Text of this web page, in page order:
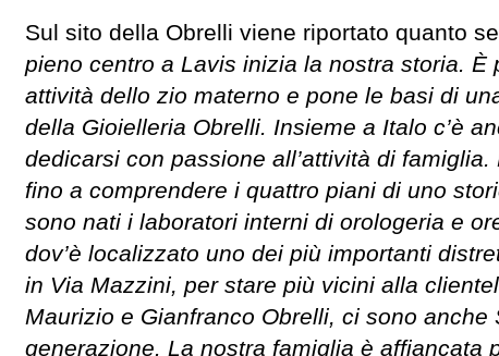
Sul sito della Obrelli viene riportato quanto
pieno centro a Lavis inizia la nostra storia.
attività dello zio materno e pone le basi di
della Gioielleria Obrelli. Insieme a Italo c’è
dedicarsi con passione all’attività di
fino a comprendere i quattro piani di uno
sono nati i laboratori interni di orologeria e
dov’è localizzato uno dei più importanti
in Via Mazzini, per stare più vicini alla
Maurizio e Gianfranco Obrelli, ci sono
generazione. La nostra famiglia è affiancata